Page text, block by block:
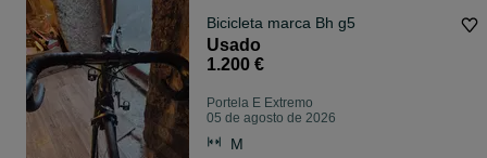
Bicicleta marca Bh g5
Usado
1.200 €
Portela E Extremo
05 de agosto de 2026
M